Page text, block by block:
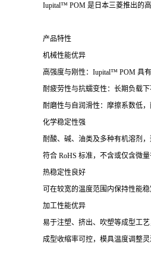
Iupital™ POM 是日本三菱推出的
产品特性
机械性能优异
高强度与刚性：Iupital™ POM 具
耐疲劳性与抗蠕变性：长期负载
耐磨性与自润滑性：摩擦系数低
化学稳定性强
耐酸、碱、油类及多种有机溶剂，
符合 RoHS 标准，不含或仅含微
热稳定性良好
可在较宽的温度范围内保持性能稳
加工性能优异
易于注塑、挤出、吹塑等成型工
成型收缩率可控，模具温度调整灵